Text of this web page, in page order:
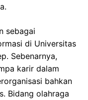
sebagai
di Universitas
Sebenarnya,
karir dalam
bahkan
Bidang olahraga